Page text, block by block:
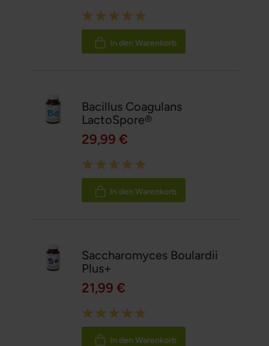
Rating:
100%
In den Warenkorb
Bacillus Coagulans
LactoSpore®
29,99 €
Rating:
100%
In den Warenkorb
Saccharomyces Boulardii
Plus+
21,99 €
Rating:
100%
In den Warenkorb